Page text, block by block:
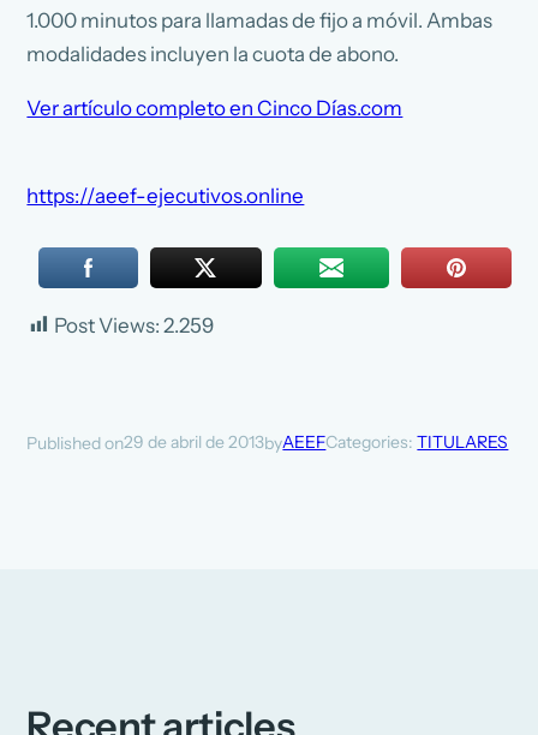
1.000 minutos para llamadas de fijo a móvil. Ambas
modalidades incluyen la cuota de abono.
Ver artículo completo en Cinco Días.com
https://aeef-ejecutivos.online
Post Views: 2.259
Published on29 de abril de 2013byAEEFCategories:TITULARES